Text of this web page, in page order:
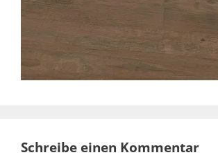
Schreibe einen Kommentar